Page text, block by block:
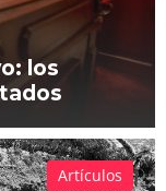
los
Artículos